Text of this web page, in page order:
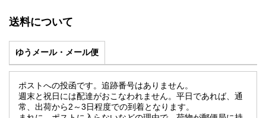
送料について
ゆうメール・メール便
ポストへの投函です。追跡番号はありません。
週末と祝日には配達がおこなわれません。平日であれば、通
常、出荷から2～3日程度での到着となります。